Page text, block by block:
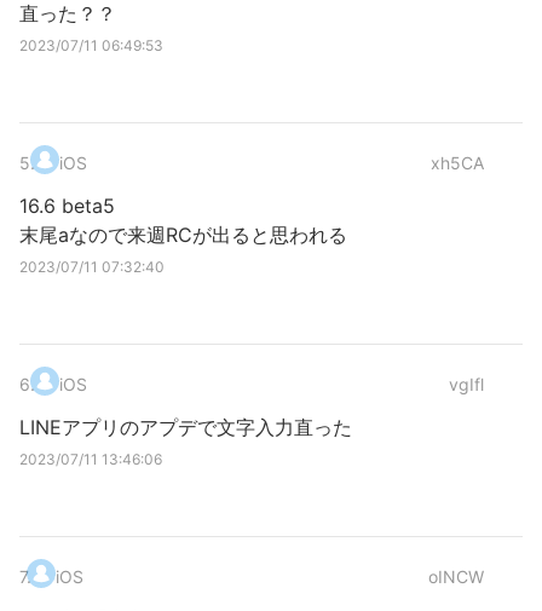
直った？？
2023/07/11 06:49:53
5. iOS xh5CA
16.6 beta5
末尾aなので来週RCが出ると思われる
2023/07/11 07:32:40
6. iOS vgIfl
LINEアプリのアプデで文字入力直った
2023/07/11 13:46:06
7. iOS oINCW